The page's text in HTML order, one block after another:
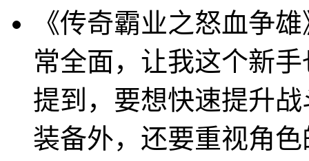
《传奇霸业之怒血争
常全面，让我这个新
提到，要想快速提升
装备外，还要重视角